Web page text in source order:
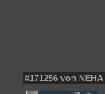
#171256 von NEHA